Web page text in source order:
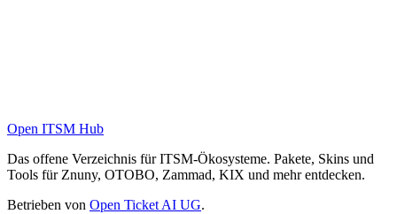
Open ITSM Hub
Das offene Verzeichnis für ITSM-Ökosysteme. Pakete, Skins und
Tools für Znuny, OTOBO, Zammad, KIX und mehr entdecken.
Betrieben von Open Ticket AI UG.